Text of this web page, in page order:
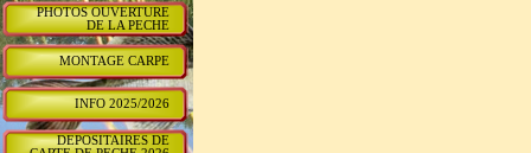
PHOTOS OUVERTURE
DE LA PECHE
MONTAGE CARPE
INFO 2025/2026
DEPOSITAIRES DE